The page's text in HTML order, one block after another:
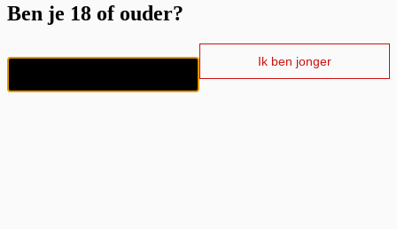
Ben je 18 of ouder?
Ik ben jonger